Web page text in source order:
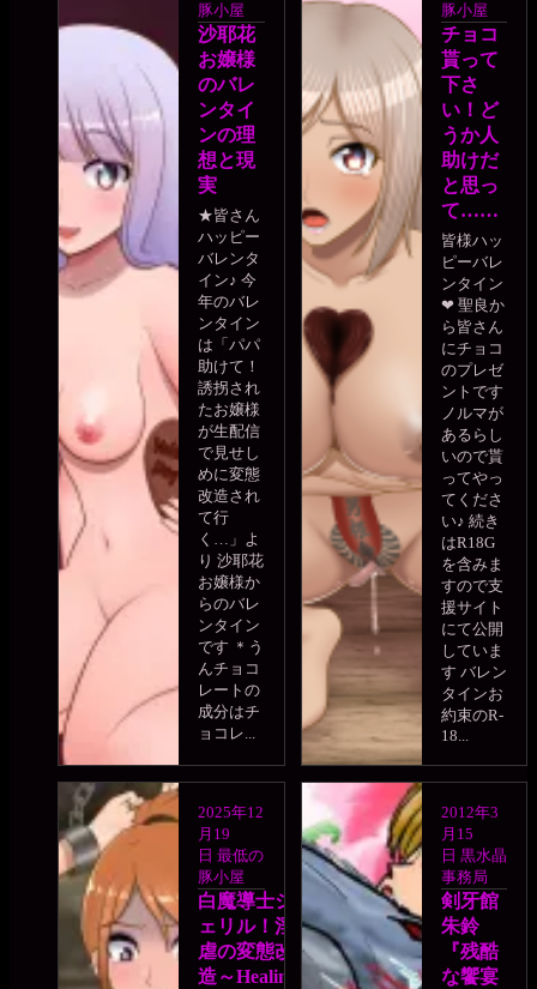
豚小屋
沙耶花
お嬢様
のバレ
ンタイ
ンの理
想と現
実
★皆さん
ハッピー
バレンタ
イン♪ 今
年のバレ
ンタイン
は「パパ
助けて！
誘拐され
たお嬢様
が生配信
で見せし
めに変態
改造され
て行
く…」よ
り 沙耶花
お嬢様か
らのバレ
ンタイン
です ＊う
んチョコ
レートの
成分はチ
ョコレ...
豚小屋
チョコ
貰って
下さ
い！ど
うか人
助けだ
と思っ
て……
皆様ハッ
ピーバレ
ンタイン
❤ 聖良か
ら皆さん
にチョコ
のプレゼ
ントです
ノルマが
あるらし
いので貰
ってやっ
てくださ
い♪ 続き
はR18G
を含みま
すので支
援サイト
にて公開
していま
す バレン
タインお
約束のR-
18...
2025年12
月19
日 最低の
豚小屋
白魔導士シ
ェリル！淫
虐の変態改
造～Healing
2012年3
月15
日 黒水晶
事務局
剣牙館
朱鈴
『残酷
な饗宴